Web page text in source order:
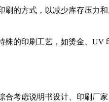
的方式，以减少库存压力和
殊的印刷工艺，如烫金、
合考虑说明书设计、印刷厂